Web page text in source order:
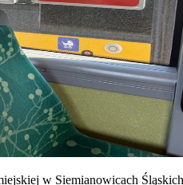
w Siemianowicach Śląskich